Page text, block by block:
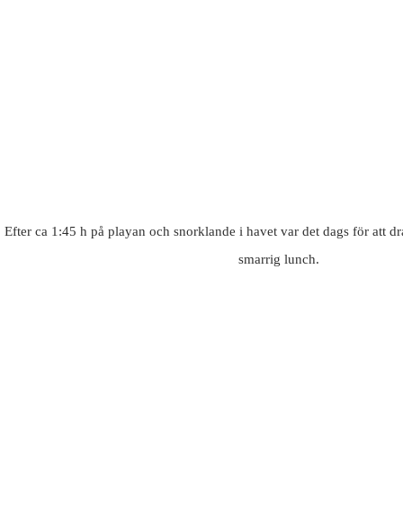
Efter ca 1:45 h på playan och snorklande i havet var det dags för att
smarrig lunch.